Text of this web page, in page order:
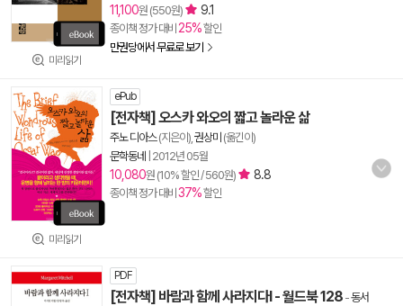
미리읽기
11,100원 (550원) 9.1
종이책 정가 대비 25%할인
만권당에서 무료로 보기
미리읽기
ePub
[전자책] 오스카 와오의 짧고 놀라운 삶
주노 디아스(지은이), 권상미 (옮긴이)
문학동네
2012년 05월
10,080원 (10% 할인 / 560원) 8.8
종이책 정가 대비 37%할인
PDF
[전자책] 바람과 함께 사라지다Ⅰ - 월드북 128 -동서